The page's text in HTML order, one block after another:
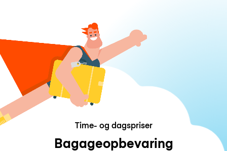
Time- og dagspriser
Bagageopbevaring